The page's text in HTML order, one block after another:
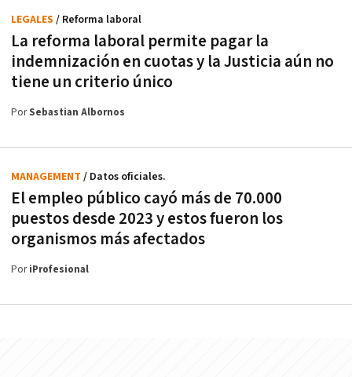
La reforma laboral permite pagar la
indemnización en cuotas y la Justicia aún no
tiene un criterio único
LEGALES / Reforma laboral
PorSebastian Albornos
El empleo público cayó más de 70.000
puestos desde 2023 y estos fueron los
organismos más afectados
MANAGEMENT / Datos oficiales.
PoriProfesional